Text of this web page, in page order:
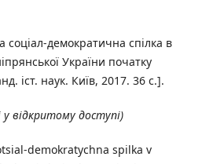
демократична спілка в
України початку
іст. наук. Київ, 2017. 36 с.].
відкритому доступі)
demokratychna spilka v